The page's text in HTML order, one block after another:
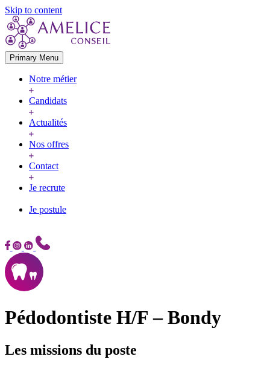
Skip to content
Primary Menu
Notre métier
Candidats
Actualités
Nos offres
Contact
Je recrute
Je postule
Pédodontiste H/F – Bondy
Les missions du poste